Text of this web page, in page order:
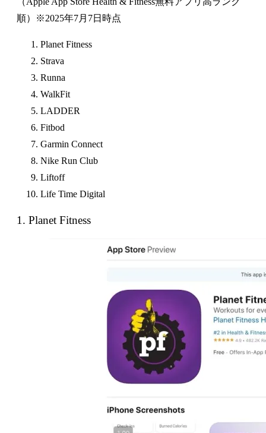
順）※2025年7月7日時点
Planet Fitness
Strava
Runna
WalkFit
LADDER
Fitbod
Garmin Connect
Nike Run Club
Liftoff
Life Time Digital
1. Planet Fitness